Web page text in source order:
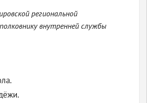
региональной
внутренней службы